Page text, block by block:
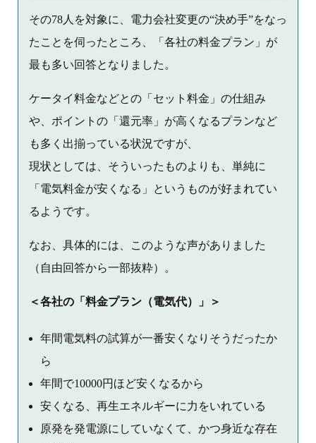
その78人を対象に、電力会社変更の“決め手”をなっ
たことを伺ったところ、「各社の料金プラン」が
最も多い回答となりました。
ケータイ料金などとの「セット料金」の仕組み
や、ポイントの「還元率」が高くなるプランなど
も多く出揃っている状況ですが、
現状としては、そういったものよりも、単純に
「電気料金が安くなる」というものが好まれてい
るようです。
なお、具体的には、このような声がありました
（自由回答から一部抜粋）。
＜各社の「料金プラン（電気代）」＞
年間電気料の試算が一番安くなりそうだったか
ら
年間で10000円ほど安くなるから
安くなる、再生エネルギーに力をいれている
原発を発電源にしていなくて、かつ身近な存在